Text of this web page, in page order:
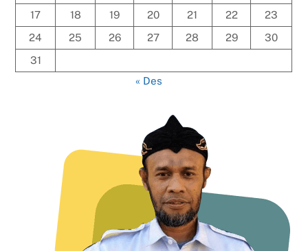
17
18 19 20 21 22
23
24
25 26 27 28 29
30
31
« Des